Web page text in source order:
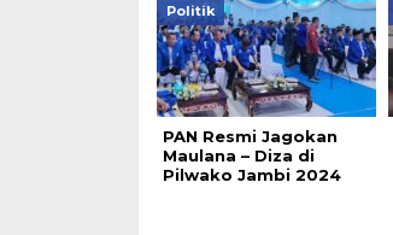
Politik
PAN Resmi Jagokan
Maulana – Diza di
Pilwako Jambi 2024